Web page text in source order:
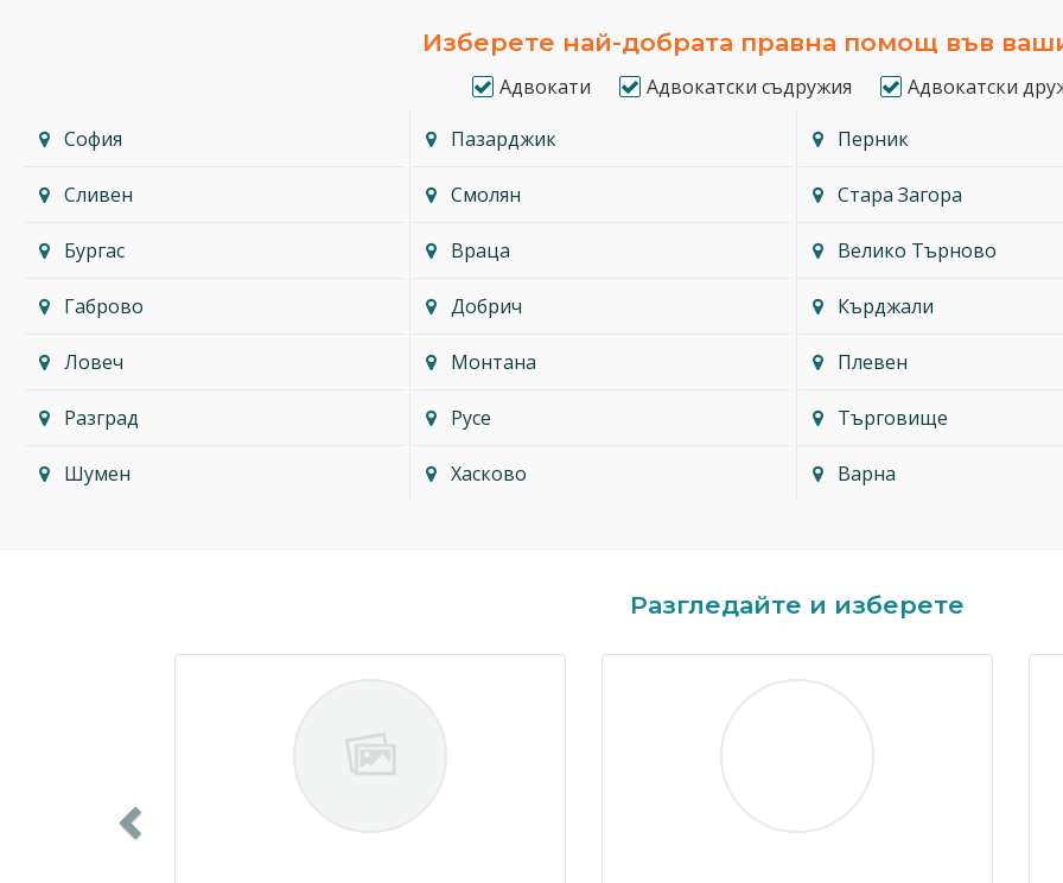
Изберете най-добрата правна помощ във
Адвокати Адвокатски съдружия
Адвокатски
София
Пазарджик Перник
Сливен Смолян Стара Загора
Бургас Враца Велико Търново
Габрово Добрич Кърджали
Ловеч Монтана Плевен
Разград Русе Търговище
Шумен Хасково Варна
Разгледайте и изберете